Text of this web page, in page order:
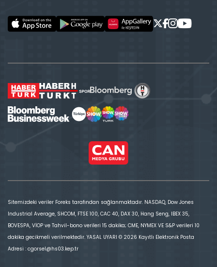
Sitemizdeki veriler Foreks tarafından sağlanmaktadır. NASDAQ, Dow Jones
Industrial Average, SHCOM, FTSE 100, CAC 40, DAX 30, Hang Seng, IBEX 35,
BOVESPA, VİOP ve Tahvil-bono verileri 15 dakika; CME, NYMEX VE S&P verileri 10
dakika gecikmeli verilmektedir. YASAL UYARI © 2026 Kayıtlı Elektronik Posta
Adresi : cgorsel@hs03.kep.tr